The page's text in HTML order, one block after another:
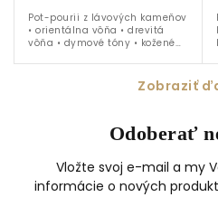
Pot-pourii z lávových kameňov
• orientálna vôňa • drevitá
vôňa • dymové tóny • kožené
priemerom 12 cm • parfumová
Zobraziť
Odoberať
Vložte svoj e-mail a my
informácie o nových